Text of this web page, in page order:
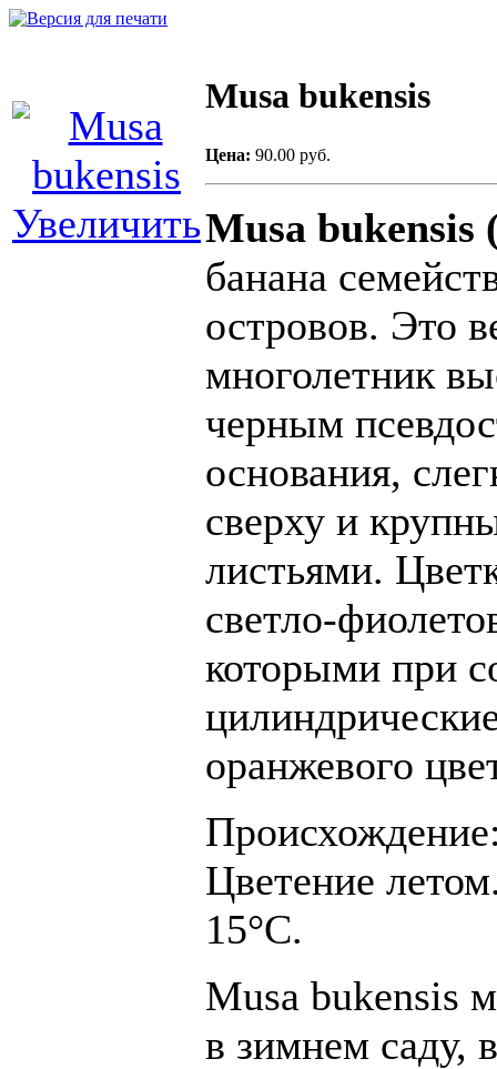
Увеличить
Musa bukensis
Цена: 90.00 руб.
Musa bukensis
банана
островов. Это
многолетник
черным
основания,
сверху и
листьями.
светло-
которыми при
оранжевого
Цветение
15°С.
Musa bukensis
в зимнем саду,